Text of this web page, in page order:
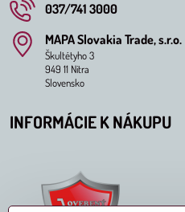
037/741 3000
MAPA Slovakia Trade, s​.r​.o​.
Škultétyho 3
949 11 Nitra
Slovensko
INFORMÁCIE K NÁKUPU